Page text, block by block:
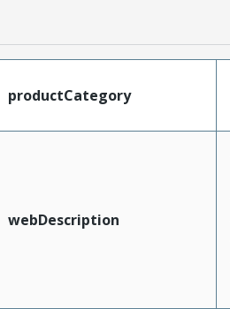
productCategory
webDescription